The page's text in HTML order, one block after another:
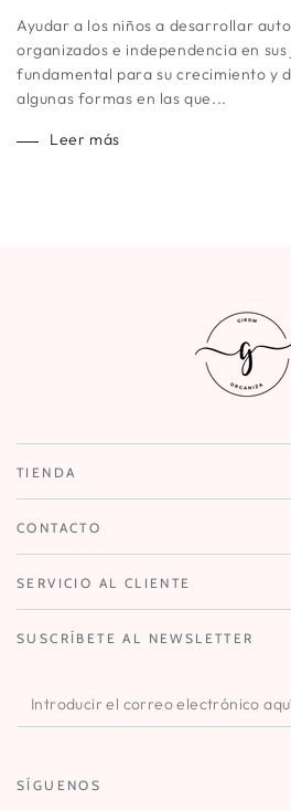
Ayudar a los niños a desarrollar
organizados e independencia en
fundamental para su crecimiento y
algunas formas en las que...
Leer más
TIENDA
CONTACTO
SERVICIO AL CLIENTE
SUSCRÍBETE AL NEWSLETTER
Introducir
el
SÍGUENOS